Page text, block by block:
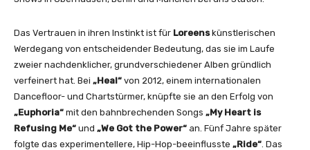
s
i
c
A
w
r
d
Das Vertrauen in ihren Instinkt ist für Loreenskünstlerischen
Werdegang von entscheidender Bedeutung, das sie im Laufe
zweier nachdenklicher, grundverschiedener Alben gründlich
verfeinert hat. Bei „Heal“ von 2012, einem internationalen
Dancefloor- und Chartstürmer, knüpfte sie an den Erfolg von
„Euphoria“ mit den bahnbrechenden Songs „My Heart is
Refusing Me“ und „We Got the Power“ an. Fünf Jahre später
folgte das experimentellere, Hip-Hop-beeinflusste „Ride“ . Das